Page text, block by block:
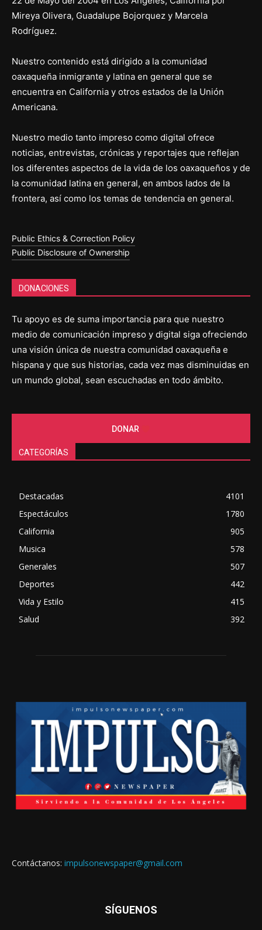
Mireya Olivera, Guadalupe Bojorquez y Marcela
Rodríguez.
Nuestro contenido está dirigido a la comunidad
oaxaqueña inmigrante y latina en general que se
encuentra en California y otros estados de la Unión
Americana.
Nuestro medio tanto impreso como digital ofrece
noticias, entrevistas, crónicas y reportajes que reflejan
los diferentes aspectos de la vida de los oaxaqueños y de
la comunidad latina en general, en ambos lados de la
frontera, así como los temas de tendencia en general.
Public Ethics & Correction Policy
Public Disclosure of Ownership
DONACIONES
Tu apoyo es de suma importancia para que nuestro
medio de comunicación impreso y digital siga ofreciendo
una visión única de nuestra comunidad oaxaqueña e
hispana y que sus historias, cada vez mas disminuidas en
un mundo global, sean escuchadas en todo ámbito.
DONAR
CATEGORÍAS
Destacadas
4101
Espectáculos
1780
California
905
Musica
578
Generales
507
Deportes
442
Vida y Estilo
415
Salud
392
Contáctanos: impulsonewspaper@gmail.com
SÍGUENOS